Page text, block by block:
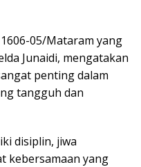
05/Mataram yang
Junaidi, mengatakan
penting dalam
tangguh dan
disiplin, jiwa
kebersamaan yang